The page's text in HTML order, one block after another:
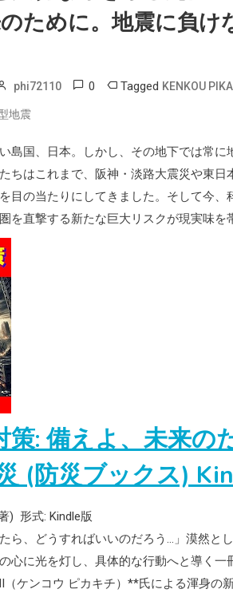
ために。地震に負
phi72110 0 Tagged KENKOU
地震
島国、日本。しかし、その地下では常
ちはこれまで、阪神・淡路大震災や東
目の当たりにしてきました。そして今
を直撃する新たな巨大リスクが現実味を
策: 備えよ、未来
(防災ブックス)
) 形式: Kindle版
たら、どうすればいいのだろう…」漠然
に光を灯し、具体的な行動へと導く一
（ケンコウ ピカキチ）**氏による渾身